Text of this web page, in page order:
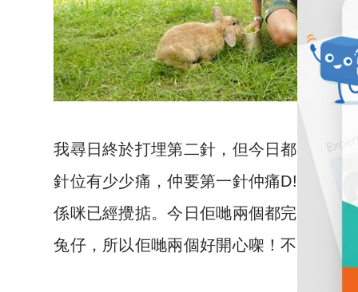
我尋日終於打埋第二針，但今日都好勇咁
針位有少少痛，仲要第一針仲痛D! 哈哈
係咪已經攪掂。今日佢哋兩個都完成心願
兔仔，所以佢哋兩個好開心㗎！不過玩完